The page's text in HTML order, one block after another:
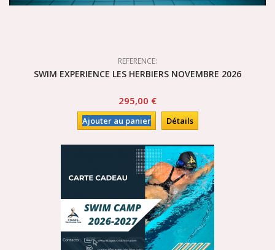
REFERENCE:
SWIM EXPERIENCE LES HERBIERS NOVEMBRE 2026
295,00 €
Ajouter au panier Détails